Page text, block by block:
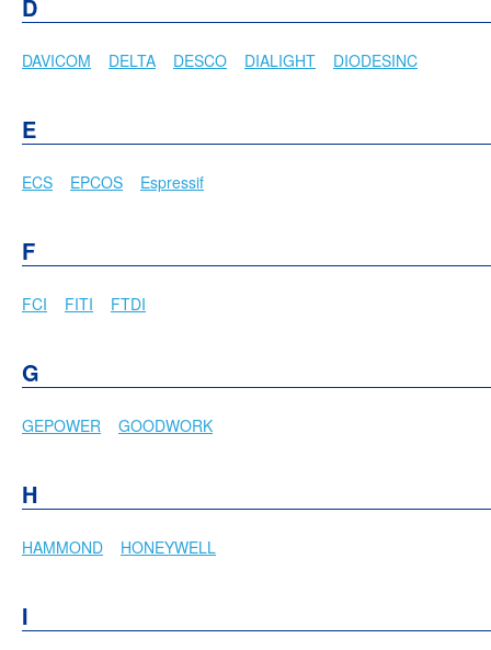
D
DAVICOM DELTA DESCO DIALIGHT DIODESINC
E
ECS EPCOS Espressif
F
FCI FITI FTDI
G
GEPOWER GOODWORK
H
HAMMOND HONEYWELL
I